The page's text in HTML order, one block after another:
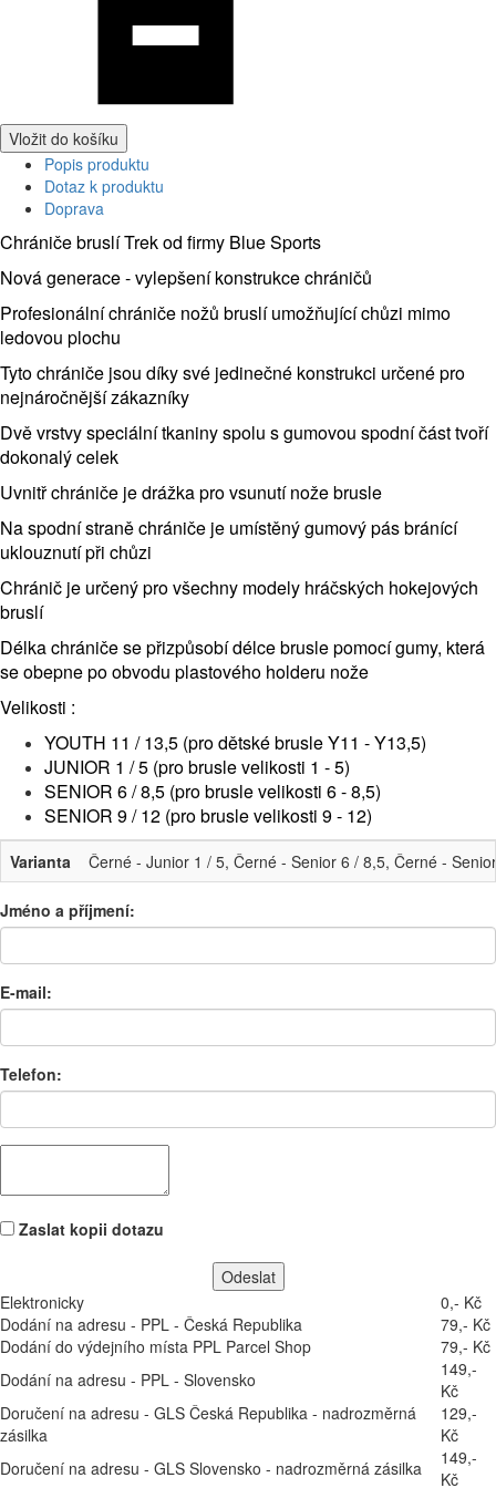
Vložit do košíku
Popis produktu
Dotaz k produktu
Doprava
Chrániče bruslí Trek od firmy Blue Sports
Nová generace - vylepšení konstrukce chráničů
Profesionální chrániče nožů bruslí umožňující chůzi mimo
ledovou plochu
Tyto chrániče jsou díky své jedinečné konstrukci určené pro
nejnáročnější zákazníky
Dvě vrstvy speciální tkaniny spolu s gumovou spodní část tvoří
dokonalý celek
Uvnitř chrániče je drážka pro vsunutí nože brusle
Na spodní straně chrániče je umístěný gumový pás bránící
uklouznutí při chůzi
Chránič je určený pro všechny modely hráčských hokejových
bruslí
Délka chrániče se přizpůsobí délce brusle pomocí gumy, která
se obepne po obvodu plastového holderu nože
Velikosti :
YOUTH 11 / 13,5 (pro dětské brusle Y11 - Y13,5)
JUNIOR 1 / 5 (pro brusle velikosti 1 - 5)
SENIOR 6 / 8,5 (pro brusle velikosti 6 - 8,5)
SENIOR 9 / 12 (pro brusle velikosti 9 - 12)
Varianta Černé - Junior 1 / 5, Černé - Senior 6 / 8,5, Černé -
Jméno a příjmení:
E-mail:
Telefon:
Zaslat kopii dotazu
Elektronicky
0,- Kč
Dodání na adresu - PPL - Česká Republika
79,- Kč
Dodání do výdejního místa PPL Parcel Shop
79,- Kč
Dodání na adresu - PPL - Slovensko
149,-
Kč
Doručení na adresu - GLS Česká Republika - nadrozměrná
zásilka
129,-
Kč
Doručení na adresu - GLS Slovensko - nadrozměrná zásilka
149,-
Kč